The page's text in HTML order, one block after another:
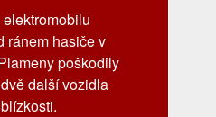
ránem hasiče v
poškodily
další vozidla